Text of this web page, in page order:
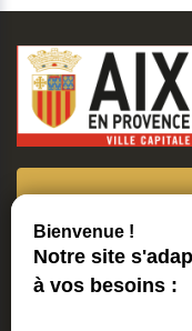
Suivre